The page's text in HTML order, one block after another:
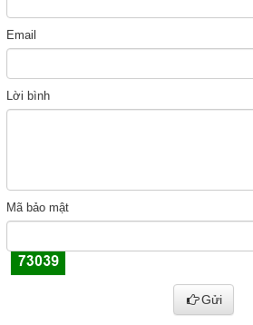
Email
Lời bình
Mã bảo mật
Gửi